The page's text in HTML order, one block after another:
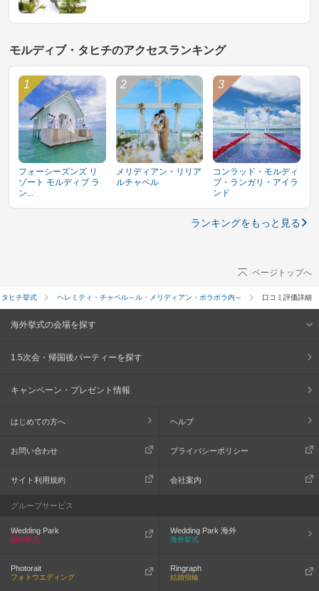
モルディブ・タヒチのアクセスランキング
フォーシーズンズ リ
ゾート モルディブ ラ
ン...
メリディアン・リリア
ルチャペル
コンラッド・モルディ
ブ・ランガリ・アイラ
ンド
ランキングをもっと見る
ページトップへ
タヒチ挙式 ヘレミティ・チャペル～ル・メリディアン・ボラボラ内～ 口コミ評価詳細
海外挙式の会場を探す
1.5次会・帰国後パーティーを探す
キャンペーン・プレゼント情報
はじめての方へ ヘルプ
お問い合わせ プライバシーポリシー
サイト利用規約 会社案内
グループサービス
Wedding Park
国内挙式
Wedding Park 海外
海外挙式
Photorait
フォトウエディング
Ringraph
結婚指輪